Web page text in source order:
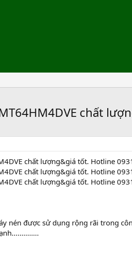
chất
chất lượng&giá tốt. Hotline
chất lượng&giá tốt. Hotline
chất lượng&giá tốt. Hotline
nén được sử dụng rộng rãi trong